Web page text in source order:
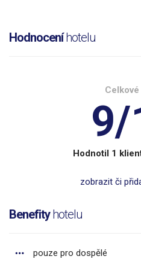
Hodnoceníhotelu
9/
Hodnotil 1
zobrazit či
Benefityhotelu
pouze pro dospělé